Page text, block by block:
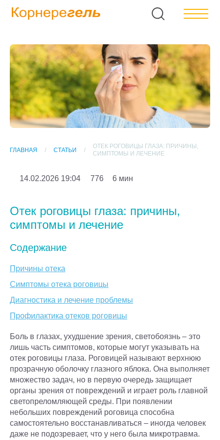
ГЛАВНАЯ СТАТЬИ
ОТЕК РОГОВИЦЫ ГЛАЗА: ПРИЧИНЫ,
СИМПТОМЫ И ЛЕЧЕНИЕ
14.02.2026 19:04 776 6 мин
Отек роговицы глаза: причины,
симптомы и лечение
Содержание
Причины отека
Симптомы отека роговицы
Диагностика и лечение проблемы
Профилактика отеков роговицы
Боль в глазах, ухудшение зрения, светобоязнь – это
лишь часть симптомов, которые могут указывать на
отек роговицы глаза. Роговицей называют верхнюю
прозрачную оболочку глазного яблока. Она выполняет
множество задач, но в первую очередь защищает
органы зрения от повреждений и играет роль главной
светопреломляющей среды. При появлении
небольших повреждений роговица способна
самостоятельно восстанавливаться – иногда человек
даже не подозревает, что у него была микротравма.